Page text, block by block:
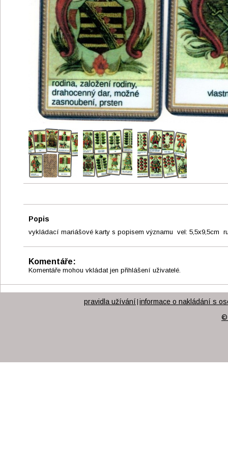
Popis
vykládací mariášové karty s popisem významu vel: 5,5x9,5cm
Komentáře:
Komentáře mohou vkládat jen přihlášení uživatelé.
pravidla užívání informace o nakládání s
©